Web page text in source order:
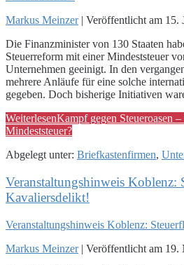
Markus Meinzer| Veröffentlicht am 15.
Die Finanzminister von 130 Staaten
Steuerreform mit einer Mindeststeuer
Unternehmen geeinigt. In den
mehrere Anläufe für eine solche
gegeben. Doch bisherige Initiativen
WeiterlesenKampf gegen Steueroasen
Mindeststeuer?
Abgelegt unter: Briefkastenfirmen,
Veranstaltungshinweis Koblenz:
Kavaliersdelikt!
Veranstaltungshinweis Koblenz:
Markus Meinzer| Veröffentlicht am 19.